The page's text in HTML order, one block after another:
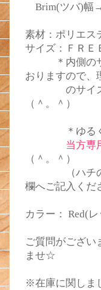
Brim(ツバ)幅
素材：ポリエ
サイズ：ＦＲ
＊内側のサ
おりますので、
のサイズバ
（＾。＾）
＊ゆるくか
当方専
（＾。＾）
（ハチの大
欄へご記入くだ
カラー： Red(
ご質問がござい
ませ☆
※在庫に関しま